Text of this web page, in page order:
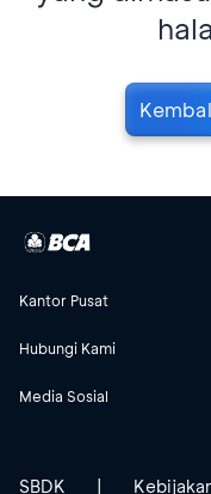
Kantor Pusat
Hubungi Kami
Media Sosial
SBDK